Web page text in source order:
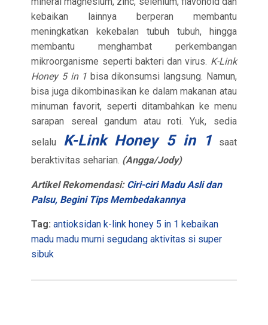
kebaikan lainnya berperan membantu
meningkatkan kekebalan tubuh tubuh, hingga
membantu menghambat perkembangan
mikroorganisme seperti bakteri dan virus. K-Link
Honey 5 in 1 bisa dikonsumsi langsung. Namun,
bisa juga dikombinasikan ke dalam makanan atau
minuman favorit, seperti ditambahkan ke menu
sarapan sereal gandum atau roti. Yuk, sedia
selalu K-Link Honey 5 in 1
saat
beraktivitas seharian. (Angga/Jody)
Artikel Rekomendasi: Ciri-ciri Madu Asli dan
Palsu, Begini Tips Membedakannya
Tag: antioksidan k-link honey 5 in 1 kebaikan
madu madu murni segudang aktivitas si super
sibuk